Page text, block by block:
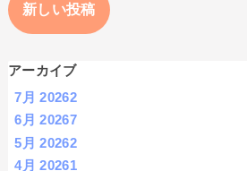
新しい投稿
アーカイブ
7月 20262
6月 20267
5月 20262
4月 20261